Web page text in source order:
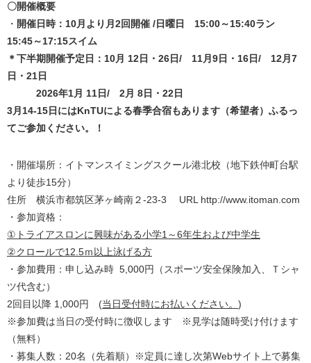
〇開催概要
・ 開催日時：10月より月 2回開催 /日曜日 15:00～15:40ラン
15:45～17:15スイム
＊下半期開催予定日：10月 12日・ 26日/ 11月 9日・16日/ 12月7
日・ 21日
2026年1月 11日/ 2月 8日 ・ 22日
3月14-15日にはKnTUによる春季合宿もあります（希望者）ふるっ
てご参加ください。！
・開催場所：イトマンスイミングスクール港北校（地下鉄仲町台駅
より徒歩15分）
住所 横浜市都筑区茅ヶ崎南２‐23‐3 URL http://www.itoman.com
・参加資格：
① トライアスロンに興味がある小学1～6年生および中学生
②クロールで12. 5ｍ以上泳げる方
・参加費用：申し込み時 5,000円（スポーツ安全保険加入、Ｔシャ
ツ代含む）
2回目以降 1,000円 (当日受付時にお払いください。 )
※参加費は当日の受付時に徴収します ※見学は随時受け付けます
（無料）
・募集人数：20名（先着順）※定員に達し次第Webサイト上で募集